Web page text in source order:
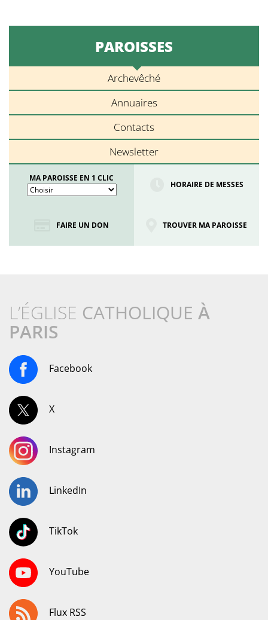
PAROISSES
Archevêché
Annuaires
Contacts
Newsletter
MA PAROISSE EN 1 CLIC
HORAIRE DE MESSES
FAIRE UN DON TROUVER MA PAROISSE
L’ÉGLISE CATHOLIQUE À
PARIS
Facebook
X
Instagram
LinkedIn
TikTok
YouTube
Flux RSS